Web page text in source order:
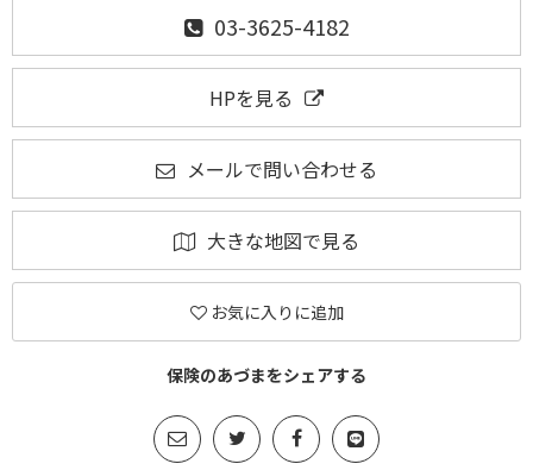
03-3625-4182
HPを見る
メールで問い合わせる
大きな地図で見る
お気に入りに追加
保険のあづまをシェアする